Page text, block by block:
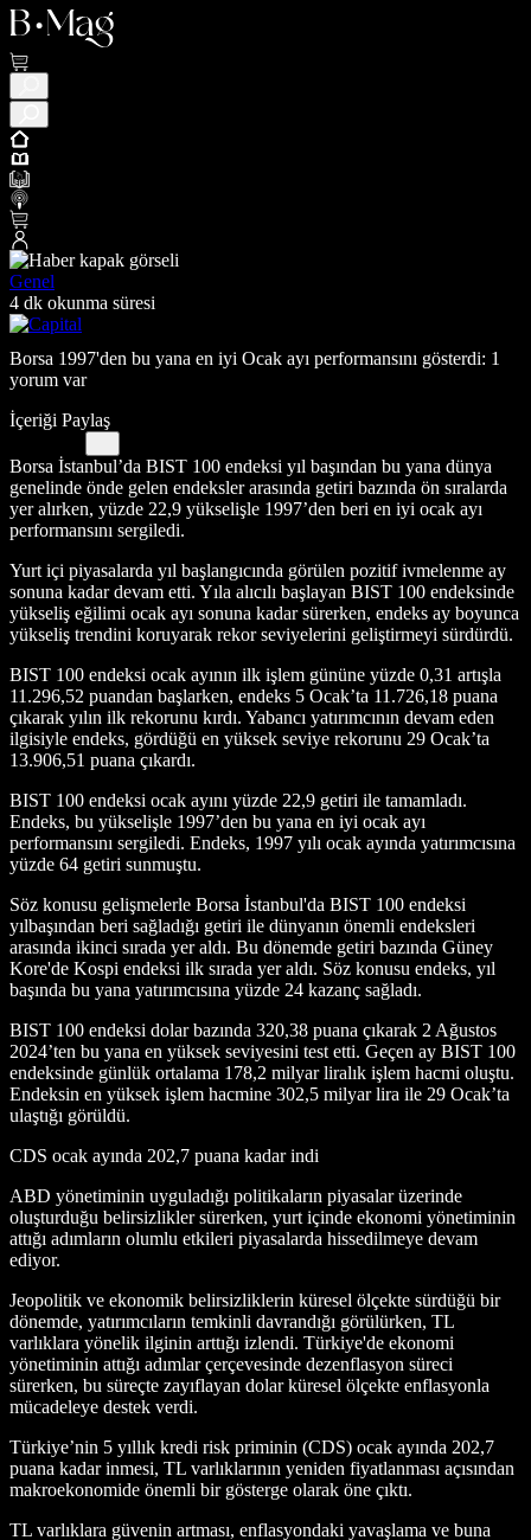
Genel
4 dk okunma süresi
Borsa 1997'den bu yana en iyi Ocak ayı performansını gösterdi: 1
yorum var
İçeriği Paylaş
Borsa İstanbul’da BIST 100 endeksi yıl başından bu yana dünya
genelinde önde gelen endeksler arasında getiri bazında ön sıralarda
yer alırken, yüzde 22,9 yükselişle 1997’den beri en iyi ocak ayı
performansını sergiledi.
Yurt içi piyasalarda yıl başlangıcında görülen pozitif ivmelenme ay
sonuna kadar devam etti. Yıla alıcılı başlayan BIST 100 endeksinde
yükseliş eğilimi ocak ayı sonuna kadar sürerken, endeks ay boyunca
yükseliş trendini koruyarak rekor seviyelerini geliştirmeyi sürdürdü.
BIST 100 endeksi ocak ayının ilk işlem gününe yüzde 0,31 artışla
11.296,52 puandan başlarken, endeks 5 Ocak’ta 11.726,18 puana
çıkarak yılın ilk rekorunu kırdı. Yabancı yatırımcının devam eden
ilgisiyle endeks, gördüğü en yüksek seviye rekorunu 29 Ocak’ta
13.906,51 puana çıkardı.
BIST 100 endeksi ocak ayını yüzde 22,9 getiri ile tamamladı.
Endeks, bu yükselişle 1997’den bu yana en iyi ocak ayı
performansını sergiledi. Endeks, 1997 yılı ocak ayında yatırımcısına
yüzde 64 getiri sunmuştu.
Söz konusu gelişmelerle Borsa İstanbul'da BIST 100 endeksi
yılbaşından beri sağladığı getiri ile dünyanın önemli endeksleri
arasında ikinci sırada yer aldı. Bu dönemde getiri bazında Güney
Kore'de Kospi endeksi ilk sırada yer aldı. Söz konusu endeks, yıl
başında bu yana yatırımcısına yüzde 24 kazanç sağladı.
BIST 100 endeksi dolar bazında 320,38 puana çıkarak 2 Ağustos
2024’ten bu yana en yüksek seviyesini test etti. Geçen ay BIST 100
endeksinde günlük ortalama 178,2 milyar liralık işlem hacmi oluştu.
Endeksin en yüksek işlem hacmine 302,5 milyar lira ile 29 Ocak’ta
ulaştığı görüldü.
CDS ocak ayında 202,7 puana kadar indi
ABD yönetiminin uyguladığı politikaların piyasalar üzerinde
oluşturduğu belirsizlikler sürerken, yurt içinde ekonomi yönetiminin
attığı adımların olumlu etkileri piyasalarda hissedilmeye devam
ediyor.
Jeopolitik ve ekonomik belirsizliklerin küresel ölçekte sürdüğü bir
dönemde, yatırımcıların temkinli davrandığı görülürken, TL
varlıklara yönelik ilginin arttığı izlendi. Türkiye'de ekonomi
yönetiminin attığı adımlar çerçevesinde dezenflasyon süreci
sürerken, bu süreçte zayıflayan dolar küresel ölçekte enflasyonla
mücadeleye destek verdi.
Türkiye’nin 5 yıllık kredi risk priminin (CDS) ocak ayında 202,7
puana kadar inmesi, TL varlıklarının yeniden fiyatlanması açısından
makroekonomide önemli bir gösterge olarak öne çıktı.
TL varlıklara güvenin artması, enflasyondaki yavaşlama ve buna